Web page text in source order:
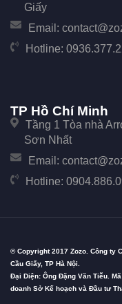
Giấy
Email:
Hotline:
TP Hồ Chí Minh
Tầng 1 Tòa nhà
Sơn Nhất
Email:
Hotline:
© Copyright 2017 Zozo. Công ty
Cầu Giấy, TP Hà Nội.
Đại Diện: Ông Đặng Văn Tiễu.
doanh Sở Kế hoạch và Đầu tư